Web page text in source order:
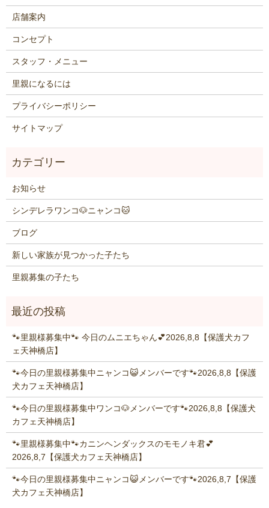
店舗案内
コンセプト
スタッフ・メニュー
里親になるには
プライバシーポリシー
サイトマップ
お知らせ
シンデレラワンコ🐶ニャンコ🐱
ブログ
新しい家族が見つかった子たち
里親募集の子たち
🐾里親様募集中🐾 今日のムニエちゃん💕2026,8,8【保護犬カフ
ェ天神橋店】
🐾今日の里親様募集中ニャンコ😺メンバーです🐾2026,8,8【保護
犬カフェ天神橋店】
🐾今日の里親様募集中ワンコ🐶メンバーです🐾2026,8,8【保護犬
カフェ天神橋店】
🐾里親様募集中🐾カニンヘンダックスのモモノキ君💕
2026,8,7【保護犬カフェ天神橋店】
🐾今日の里親様募集中ニャンコ😺メンバーです🐾2026,8,7【保護
犬カフェ天神橋店】